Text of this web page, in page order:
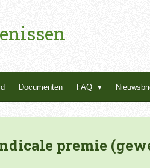
Documenten FAQ
premie